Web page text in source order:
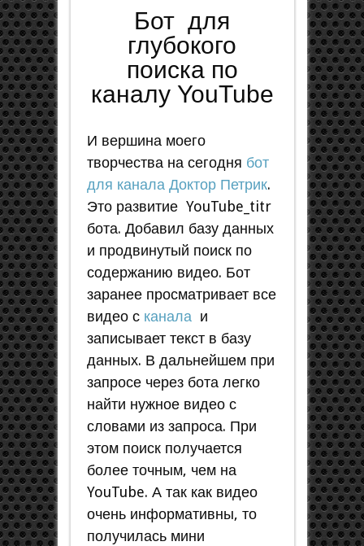
Бот для
глубокого
поиска по
каналу YouTube
И вершина моего
творчества на сегодня бот
для канала Доктор Петрик.
Это развитие YouTube_titr
бота. Добавил базу данных
и продвинутый поиск по
содержанию видео. Бот
заранее просматривает все
видео с канала и
записывает текст в базу
данных. В дальнейшем при
запросе через бота легко
найти нужное видео с
словами из запроса. При
этом поиск получается
более точным, чем на
YouTube. А так как видео
очень информативны, то
получилась мини